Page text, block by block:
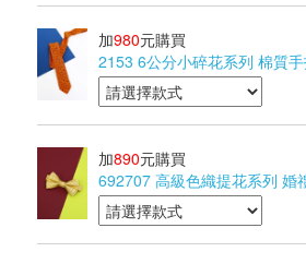
加980元購買
2153 6公分小碎花系列 棉質
加890元購買
692707 高級色織提花系列 婚